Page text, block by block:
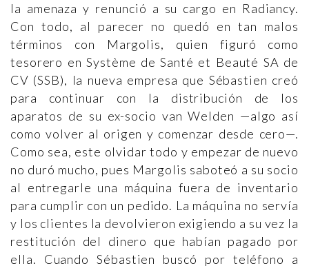
la amenaza y renunció a su cargo en Radiancy.
Con todo, al parecer no quedó en tan malos
términos con Margolis, quien figuró como
tesorero en Système de Santé et Beauté SA de
CV (SSB), la nueva empresa que Sébastien creó
para continuar con la distribución de los
aparatos de su ex-socio van Welden —algo así
como volver al origen y comenzar desde cero—.
Como sea, este olvidar todo y empezar de nuevo
no duró mucho, pues Margolis saboteó a su socio
al entregarle una máquina fuera de inventario
para cumplir con un pedido. La máquina no servía
y los clientes la devolvieron exigiendo a su vez la
restitución del dinero que habían pagado por
ella. Cuando Sébastien buscó por teléfono a